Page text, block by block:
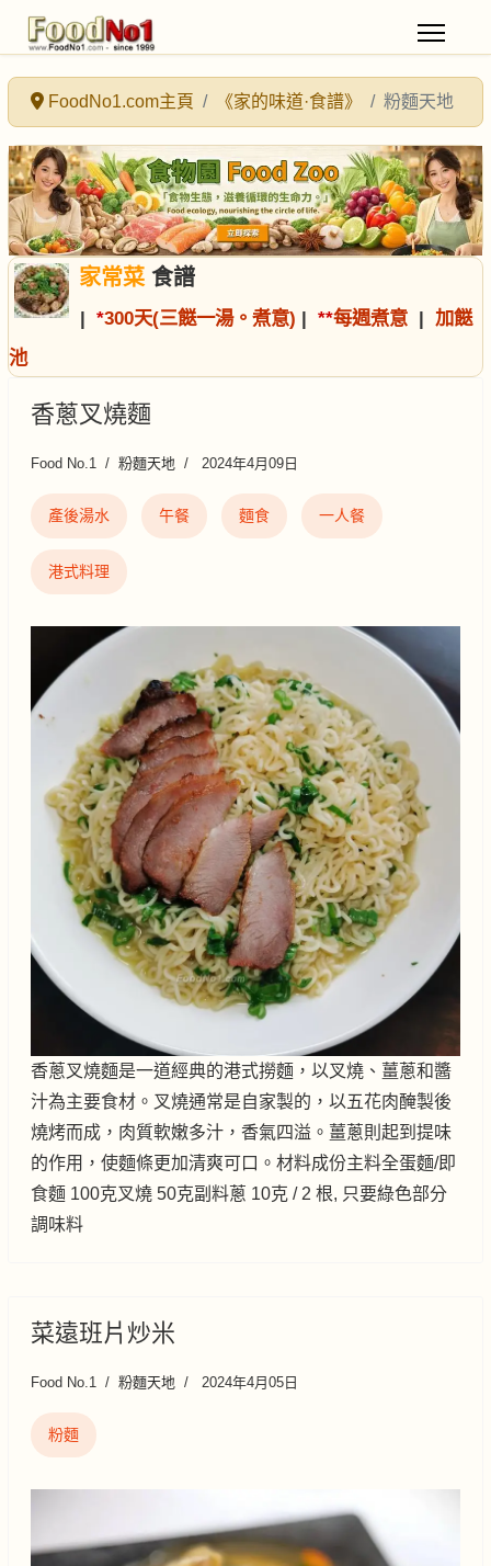
FoodNo1.com主頁 《家的味道·食譜》 粉麵天地
家常菜食譜
| *300天(三餸一湯。煮意) | **每週煮意 | 加餸
池
香蔥叉燒麵
Food No.1 粉麵天地 2024年4月09日
產後湯水 午餐 麵食 一人餐
港式料理
香蔥叉燒麵是一道經典的港式撈麵，以叉燒、薑蔥和醬
汁為主要食材。叉燒通常是自家製的，以五花肉醃製後
燒烤而成，肉質軟嫩多汁，香氣四溢。薑蔥則起到提味
的作用，使麵條更加清爽可口。材料成份主料全蛋麵/即
食麵 100克叉燒 50克副料蔥 10克 / 2 根, 只要綠色部分
調味料
菜遠班片炒米
Food No.1 粉麵天地 2024年4月05日
粉麵